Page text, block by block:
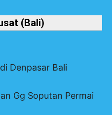
(Bali)
Denpasar Bali
Gg Soputan Permai